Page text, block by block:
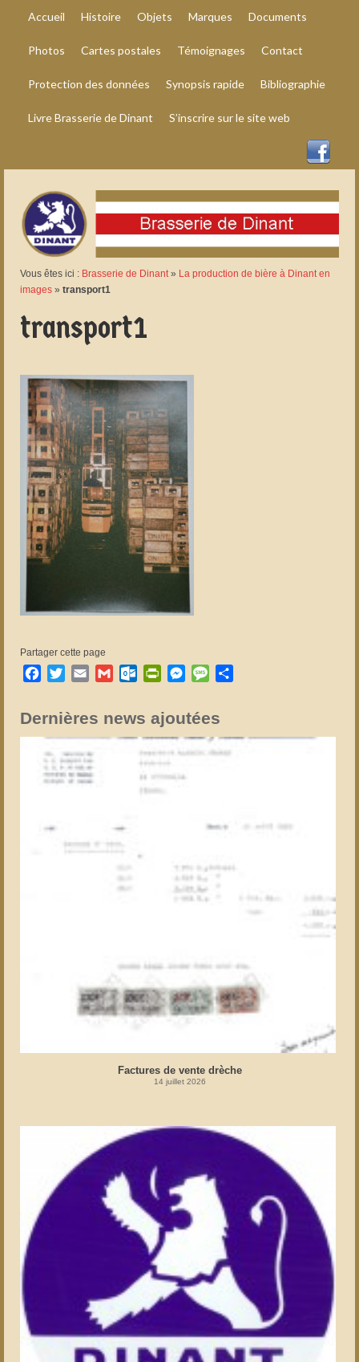
Accueil Histoire Objets Marques Documents
Photos Cartes postales Témoignages Contact
Protection des données Synopsis rapide Bibliographie
Livre Brasserie de Dinant S’inscrire sur le site web
Vous êtes ici : Brasserie de Dinant» La production de bière à Dinant en
images » transport1
transport1
Partager cette page
Facebook
TwitterEmail GmailOutlook.com
PrintFriendly
Messenger
Message
Dernières news ajoutées
Factures de vente drèche
14 juillet 2026